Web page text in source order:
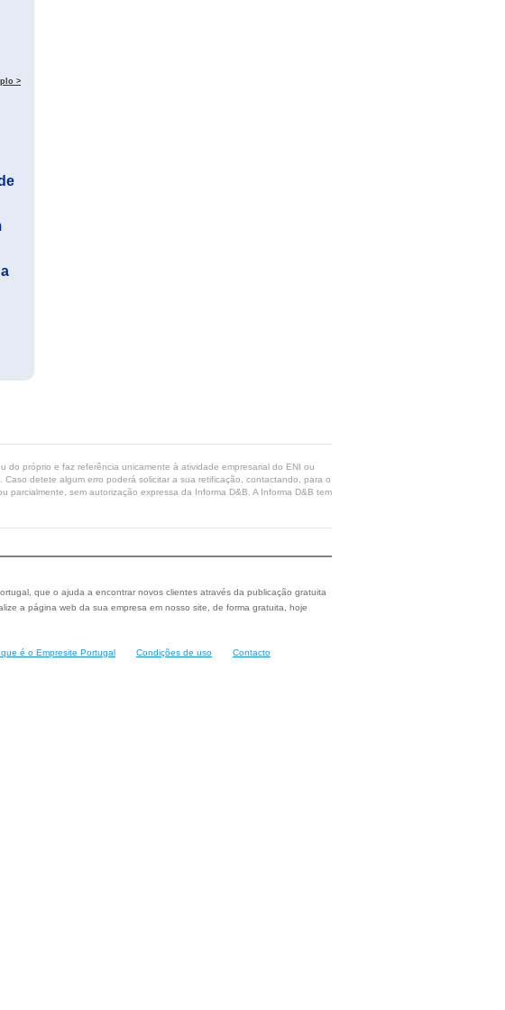
>
próprio e faz referência unicamente à atividade empresarial do ENI ou
detete algum erro poderá solicitar a sua retificação, contactando, para o
sem autorização expressa da Informa D&B. A Informa D&B tem
que o ajuda a encontrar novos clientes através da publicação gratuita
a página web da sua empresa em nosso site, de forma gratuita, hoje
é o Empresite Portugal Condições de uso Contacto